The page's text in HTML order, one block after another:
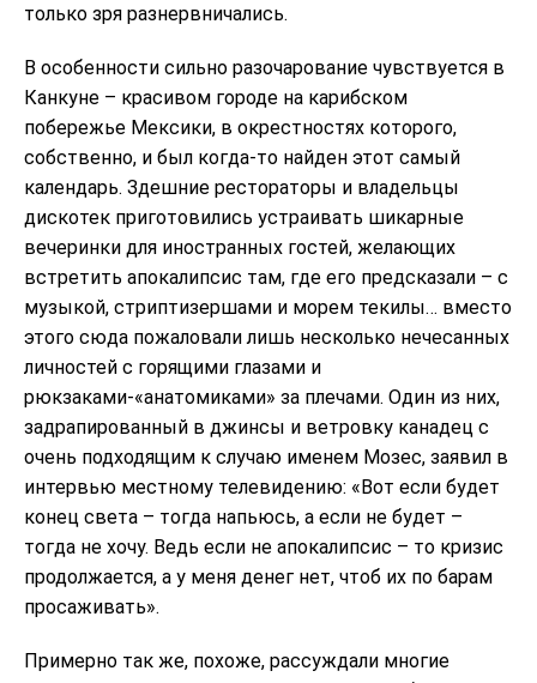
только зря разнервничались.
В особенности сильно разочарование чувствуется в
Канкуне – красивом городе на карибском
побережье Мексики, в окрестностях которого,
собственно, и был когда-то найден этот самый
календарь. Здешние рестораторы и владельцы
дискотек приготовились устраивать шикарные
вечеринки для иностранных гостей, желающих
встретить апокалипсис там, где его предсказали – с
музыкой, стриптизершами и морем текилы… вместо
этого сюда пожаловали лишь несколько нечесанных
личностей с горящими глазами и
рюкзаками-«анатомиками» за плечами. Один из них,
задрапированный в джинсы и ветровку канадец с
очень подходящим к случаю именем Мозес, заявил в
интервью местному телевидению: «Вот если будет
конец света – тогда напьюсь, а если не будет –
тогда не хочу. Ведь если не апокалипсис – то кризис
продолжается, а у меня денег нет, чтоб их по барам
просаживать».
Примерно так же, похоже, рассуждали многие